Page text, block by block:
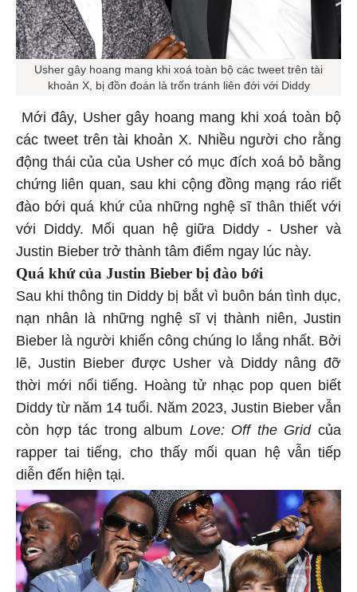
Usher gây hoang mang khi xoá toàn bộ các tweet trên tài
khoản X, bị đồn đoán là trốn tránh liên đới với Diddy
Mới đây, Usher gây hoang mang khi xoá toàn bộ
các tweet trên tài khoản X. Nhiều người cho rằng
động thái của của Usher có mục đích xoá bỏ bằng
chứng liên quan, sau khi cộng đồng mạng ráo riết
đào bới quá khứ của những nghệ sĩ thân thiết với
với Diddy. Mối quan hệ giữa Diddy - Usher và
Justin Bieber trở thành tâm điểm ngay lúc này.
Quá khứ của Justin Bieber bị đào bới
Sau khi thông tin Diddy bị bắt vì buôn bán tình dục,
nạn nhân là những nghệ sĩ vị thành niên, Justin
Bieber là người khiến công chúng lo lắng nhất. Bởi
lẽ, Justin Bieber được Usher và Diddy nâng đỡ
thời mới nổi tiếng. Hoàng tử nhạc pop quen biết
Diddy từ năm 14 tuổi. Năm 2023, Justin Bieber vẫn
còn hợp tác trong album Love: Off the Gridcủa
rapper tai tiếng, cho thấy mối quan hệ vẫn tiếp
diễn đến hiện tại.